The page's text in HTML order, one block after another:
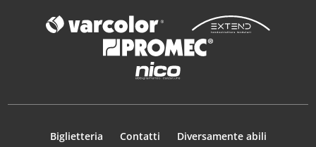
Biglietteria Contatti
Diversamente abili